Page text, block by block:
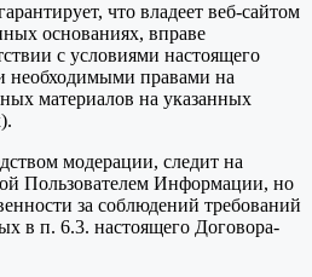
что владеет веб-сайтом
основаниях, вправе
с условиями настоящего
необходимыми правами на
материалов на указанных
модерации, следит на
Пользователем Информации, но
за соблюдений требований
в п. 6.3. настоящего Договора-